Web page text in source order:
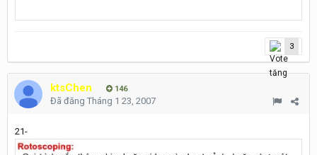
3
ktsChen 146
Đã đăng Tháng 1 23, 2007
21-